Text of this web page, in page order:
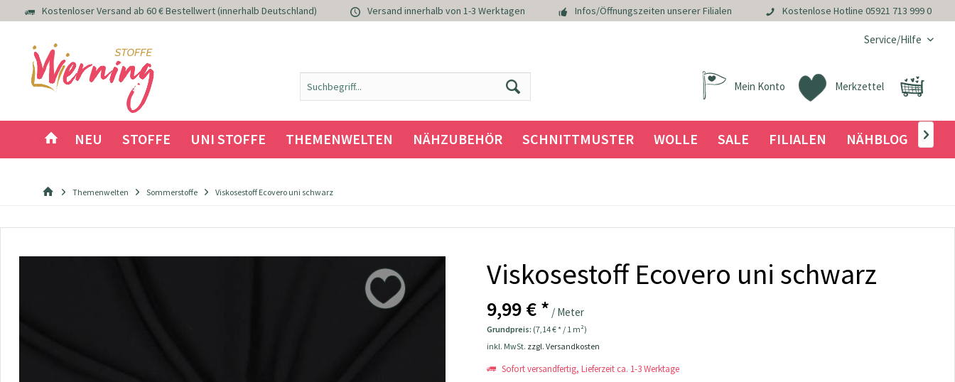
Kostenloser Versand ab 60 € Bestellwert (innerhalb Deutschland) Versand innerhalb von 1-3 Werktagen Infos/Öffnungszeiten unserer Filialen Kostenlose Hotline 05921 713 999 0
Service/Hilfe
Merkzettel
Mein Konto
NEU STOFFE UNI STOFFE THEMENWELTEN NÄHZUBEHÖR SCHNITTMUSTER WOLLE SALE FILIALEN NÄHBLOG 
Themenwelten Sommerstoffe Viskosestoff Ecovero uni schwarz
Viskosestoff Ecovero uni schwarz
9,99 € * / Meter
Grundpreis: (7,14 € * / 1 m²)
inkl. MwSt. zzgl. Versandkosten
Sofort versandfertig, Lieferzeit ca. 1-3 Werktage